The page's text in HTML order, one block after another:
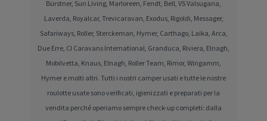
Bürstner, Sun Living, Marloreen, Fendt, Bell, VS Valsugana,
Laverda, Royalcar, Trevicaravan, Exodus, Rigoldi, Messager,
Safariways, Roller, Sterckeman, Hymer, Carthago, Laika, Arca,
Due Erre, CI Caravans International, Granduca, Riviera, Elnagh,
Mobilvetta, Knaus, Elnagh, Roller Team, Rimor, Wingamm,
Hymer e molti altri. Tutti i nostri camper usati e tutte le nostre
roulotte usate sono verificati, igienizzati e preparati per la
vendita perché operiamo sempre check-up completi: dalla